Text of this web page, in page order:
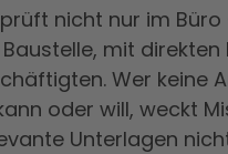
prüft nicht nur im
mit direkten
Wer keine
oder will, weckt
Unterlagen